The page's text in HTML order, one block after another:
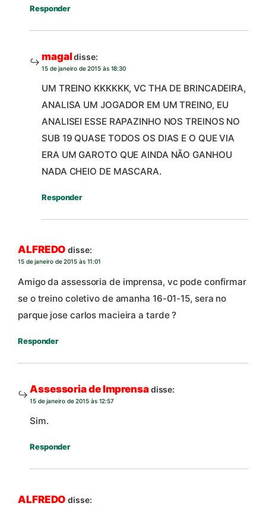
Responder
magaldisse:
15 de janeiro de 2015 às 18:30
UM TREINO KKKKKK, VC THA DE BRINCADEIRA,
ANALISA UM JOGADOR EM UM TREINO, EU
ANALISEI ESSE RAPAZINHO NOS TREINOS NO
SUB 19 QUASE TODOS OS DIAS E O QUE VIA
ERA UM GAROTO QUE AINDA NÃO GANHOU
NADA CHEIO DE MASCARA.
Responder
ALFREDO disse:
15 de janeiro de 2015 às 11:01
Amigo da assessoria de imprensa, vc pode confirmar
se o treino coletivo de amanha 16-01-15, sera no
parque jose carlos macieira a tarde ?
Responder
Assessoria de Imprensadisse:
15 de janeiro de 2015 às 12:57
Sim.
Responder
ALFREDO disse: